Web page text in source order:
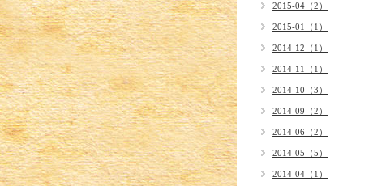
2015-04（2）
2015-01（1）
2014-12（1）
2014-11（1）
2014-10（3）
2014-09（2）
2014-06（2）
2014-05（5）
2014-04（1）